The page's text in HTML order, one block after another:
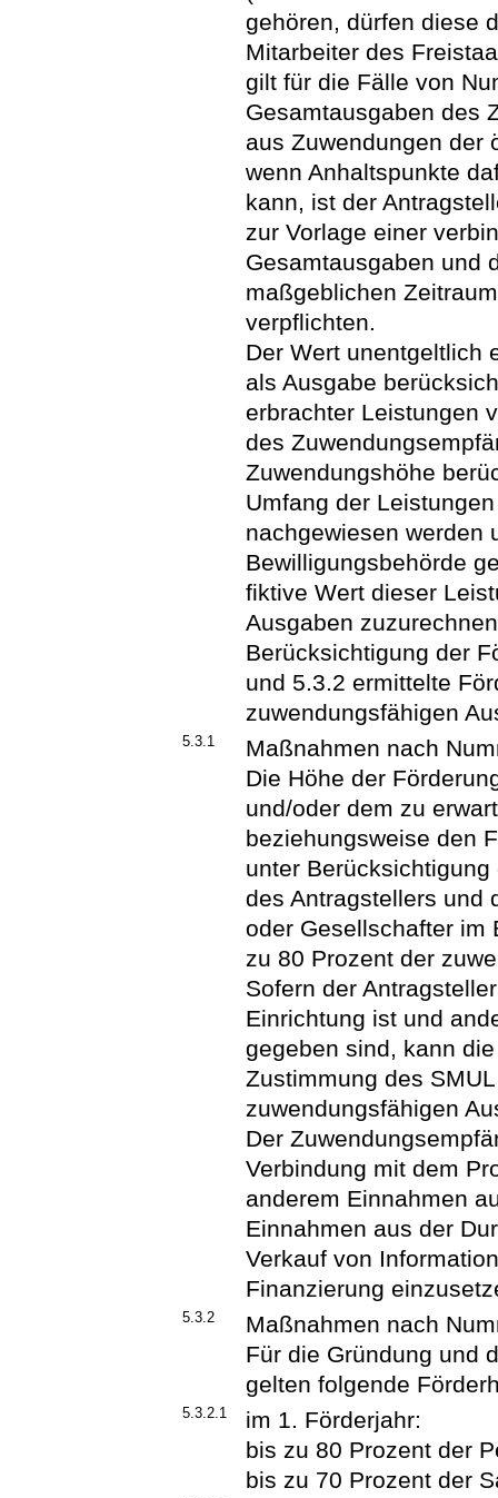
gehören, dürfen diese
Mitarbeiter des
gilt für die Fälle von
Gesamtausgaben des
aus Zuwendungen der
wenn Anhaltspunkte
kann, ist der
zur Vorlage einer
Gesamtausgaben und
maßgeblichen
verpflichten.
Der Wert unentgeltlich
als Ausgabe
erbrachter Leistungen
des
Zuwendungshöhe
Umfang der
nachgewiesen werden
Bewilligungsbehörde
fiktive Wert dieser
Ausgaben
Berücksichtigung der
und 5.3.2 ermittelte
zuwendungsfähigen
5.3.1
Maßnahmen nach
Die Höhe der
und/oder dem zu
beziehungsweise den
unter
des Antragstellers und
oder Gesellschafter im
zu 80 Prozent der
Sofern der
Einrichtung ist und
gegeben sind, kann
Zustimmung des
zuwendungsfähigen
Der
Verbindung mit dem
anderem Einnahmen
Einnahmen aus der
Verkauf von
Finanzierung
5.3.2
Maßnahmen nach
Für die Gründung und
gelten folgende
5.3.2.1
im 1. Förderjahr:
bis zu 80 Prozent der
bis zu 70 Prozent der